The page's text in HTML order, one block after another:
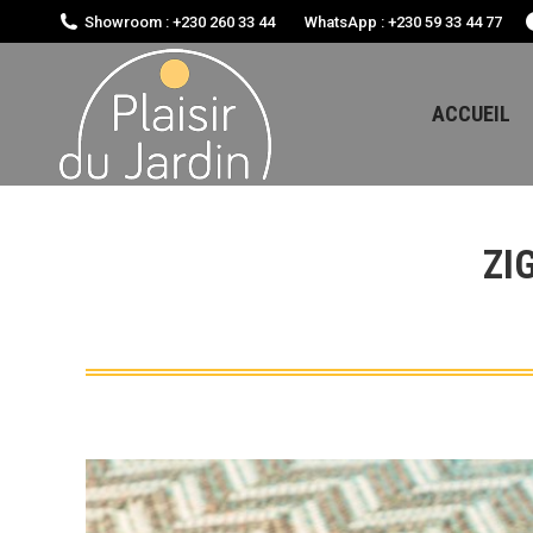
Showroom : +230 260 33 44 WhatsApp : +230 59 33 44 77
ACCUEIL